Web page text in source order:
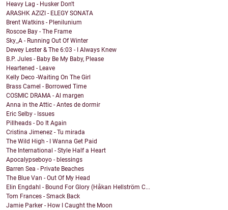
Heavy Lag - Husker Don't
ARASHK AZIZI - ELEGY SONATA
Brent Watkins - Plenilunium
Roscoe Bay - The Frame
Sky_A - Running Out Of Winter
Dewey Lester & The 6:03 - I Always Knew
B.P. Jules - Baby Be My Baby, Please
Heartened - Leave
Kelly Deco -Waiting On The Girl
Brass Camel - Borrowed Time
COSMIC DRAMA - Al margen
Anna in the Attic - Antes de dormir
Eric Selby - Issues
Pillheads - Do It Again
Cristina Jimenez - Tu mirada
The Wild High - I Wanna Get Paid
The International - Style Half a Heart
Apocalypseboyo - blessings
Barren Sea - Private Beaches
The Blue Van - Out Of My Head
Elin Engdahl - Bound For Glory (Håkan Hellström C...
Tom Frances - Smack Back
Jamie Parker - How I Caught the Moon